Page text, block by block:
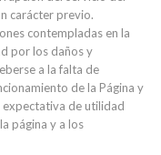
carácter previo.
contempladas en la
por los daños y
a la falta de
de la Página y
expectativa de utilidad
página y a los